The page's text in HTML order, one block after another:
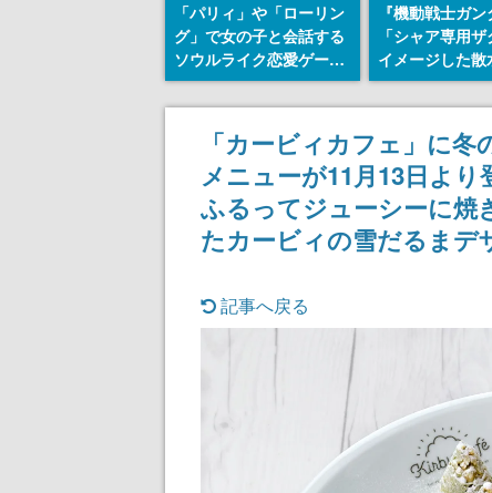
「パリィ」や「ローリン
グ」で女の子と会話する
ソウルライク恋愛ゲーム
『小早川さんはソウルラ
イク』無料公開。返事に
失敗すると「YOU
DIED」
『機動戦士ガ
「シャア専用
イメージした散
リールが予約開
にはシャアのパ
マークやジオン
エンブレム、
どを配置
「カービィカフェ」に
メニューが11月13日よ
ふるってジューシーに焼
たカービィの雪だるまデ
記事へ戻る